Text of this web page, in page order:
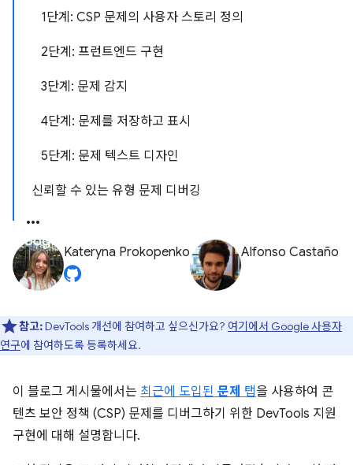
1단계: CSP 문제의 사용자 스토리 정의
2단계: 프런트엔드 구현
3단계: 문제 감지
4단계: 문제를 저장하고 표시
5단계: 문제 텍스트 디자인
신뢰할 수 있는 유형 문제 디버깅
Kateryna Prokopenko Alfonso Castaño
참고:DevTools 개선에 참여하고 싶으신가요? 여기에서 Google 사용자
연구에 참여하도록 등록하세요.
이 블로그 게시물에서는 최근에 도입된 문제 탭을 사용하여 콘
텐츠 보안 정책 (CSP) 문제를 디버그하기 위한 DevTools 지원
구현에 대해 설명합니다.